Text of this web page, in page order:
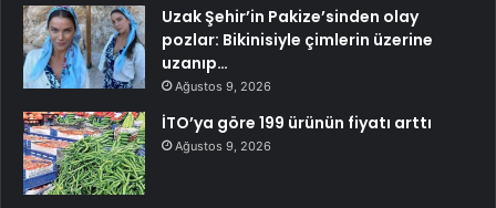
Uzak Şehir’in Pakize’sinden olay
pozlar: Bikinisiyle çimlerin üzerine
uzanıp…
Ağustos 9, 2026
İTO’ya göre 199 ürünün fiyatı arttı
Ağustos 9, 2026